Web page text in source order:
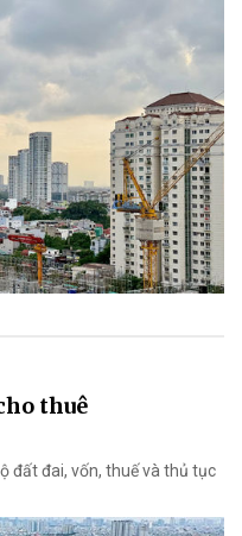
thuê
đất đai, vốn, thuế và thủ tục